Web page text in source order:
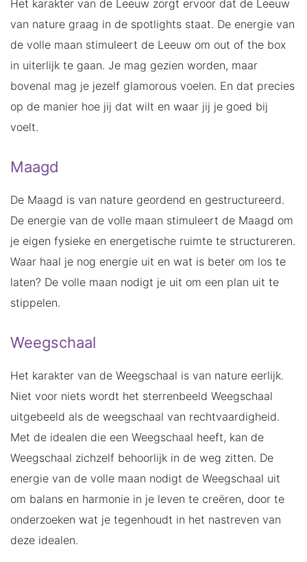
Het karakter van de Leeuw zorgt ervoor dat de Leeuw
van nature graag in de spotlights staat. De energie van
de volle maan stimuleert de Leeuw om out of the box
in uiterlijk te gaan. Je mag gezien worden, maar
bovenal mag je jezelf glamorous voelen. En dat precies
op de manier hoe jij dat wilt en waar jij je goed bij
voelt.
Maagd
De Maagd is van nature geordend en gestructureerd.
De energie van de volle maan stimuleert de Maagd om
je eigen fysieke en energetische ruimte te structureren.
Waar haal je nog energie uit en wat is beter om los te
laten? De volle maan nodigt je uit om een plan uit te
stippelen.
Weegschaal
Het karakter van de Weegschaal is van nature eerlijk.
Niet voor niets wordt het sterrenbeeld Weegschaal
uitgebeeld als de weegschaal van rechtvaardigheid.
Met de idealen die een Weegschaal heeft, kan de
Weegschaal zichzelf behoorlijk in de weg zitten. De
energie van de volle maan nodigt de Weegschaal uit
om balans en harmonie in je leven te creëren, door te
onderzoeken wat je tegenhoudt in het nastreven van
deze idealen.